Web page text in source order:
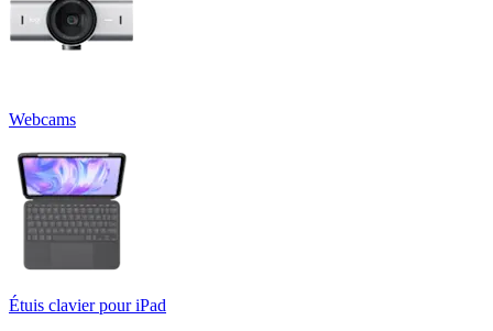
Webcams
Étuis clavier pour iPad